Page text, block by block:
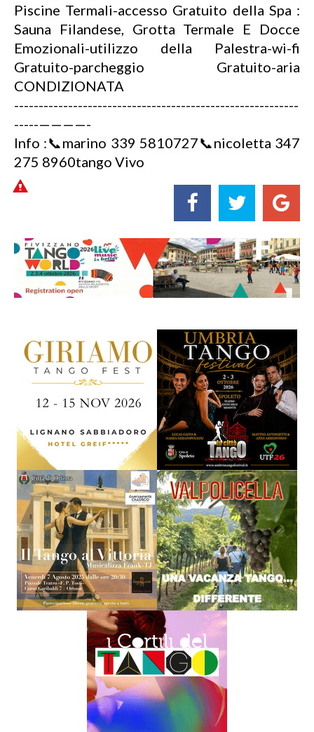
Piscine Termali-accesso Gratuito della Spa :
Sauna Filandese, Grotta Termale E Docce
Emozionali-utilizzo della Palestra-wi-fi
Gratuito-parcheggio Gratuito-aria
CONDIZIONATA
----------------------------------------------------------
-----————-
Info :📞marino 339 5810727📞nicoletta 347
275 8960tango Vivo